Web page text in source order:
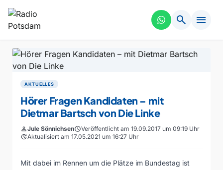
search menu
AKTUELLES
Hörer Fragen Kandidaten – mit
Dietmar Bartsch von Die Linke
personJule SönnichsenscheduleVeröffentlicht am 19.09.2017 um 09:19 Uhr
updateAktualisiert am 17.05.2021 um 16:27 Uhr
Mit dabei im Rennen um die Plätze im Bundestag ist